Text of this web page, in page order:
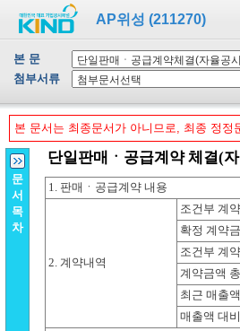
AP위성 (211270)
본 문
첨부서류
본 문서는 최종문서가 아니므로, 최종 정
문
서
목
차